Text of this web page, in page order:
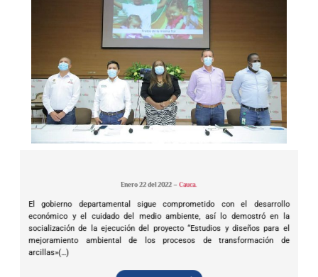
Enero 22 del 2022 – Cauca.
El gobierno departamental sigue comprometido con el desarrollo
económico y el cuidado del medio ambiente, así lo demostró en la
socialización de la ejecución del proyecto “Estudios y diseños para el
mejoramiento ambiental de los procesos de transformación de
arcillas»(…)